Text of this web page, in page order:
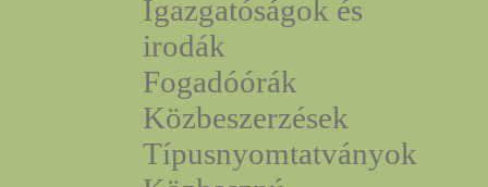
Igazgatóságok és
irodák
Fogadóórák
Közbeszerzések
Típusnyomtatványok